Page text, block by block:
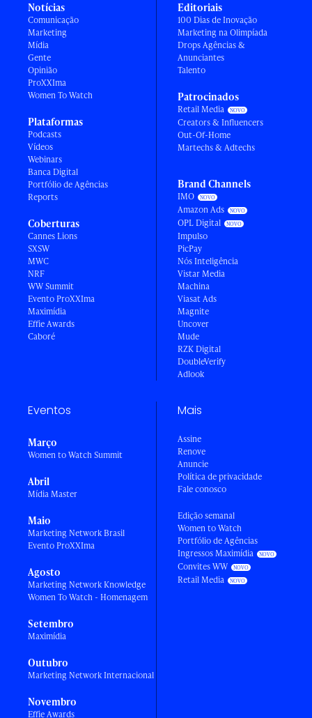
Notícias
Comunicação
Marketing
Mídia
Gente
Opinião
ProXXIma
Women To Watch
Plataformas
Podcasts
Vídeos
Webinars
Banca Digital
Portfólio de Agências
Reports
Coberturas
Cannes Lions
SXSW
MWC
NRF
WW Summit
Evento ProXXIma
Maximídia
Effie Awards
Caboré
Editoriais
100 Dias de Inovação
Marketing na Olimpíada
Drops Agências &
Anunciantes
Talento
Patrocinados
Retail Media
Creators & Influencers
Out-Of-Home
Martechs & Adtechs
Brand Channels
IMO
Amazon Ads
OPL Digital
Impulso
PicPay
Nós Inteligência
Vistar Media
Machina
Viasat Ads
Magnite
Uncover
Mude
RZK Digital
DoubleVerify
Adlook
Eventos
Março
Women to Watch Summit
Abril
Mídia Master
Maio
Marketing Network Brasil
Evento ProXXIma
Agosto
Marketing Network Knowledge
Women To Watch - Homenagem
Setembro
Maximídia
Outubro
Marketing Network Internacional
Novembro
Effie Awards
Mais
Assine
Renove
Anuncie
Política de privacidade
Fale conosco
Edição semanal
Women to Watch
Portfólio de Agências
Ingressos Maximídia
Convites WW
Retail Media